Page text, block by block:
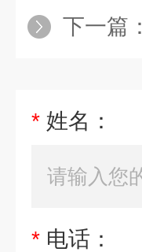
下一篇：
* 姓名：
* 电话：